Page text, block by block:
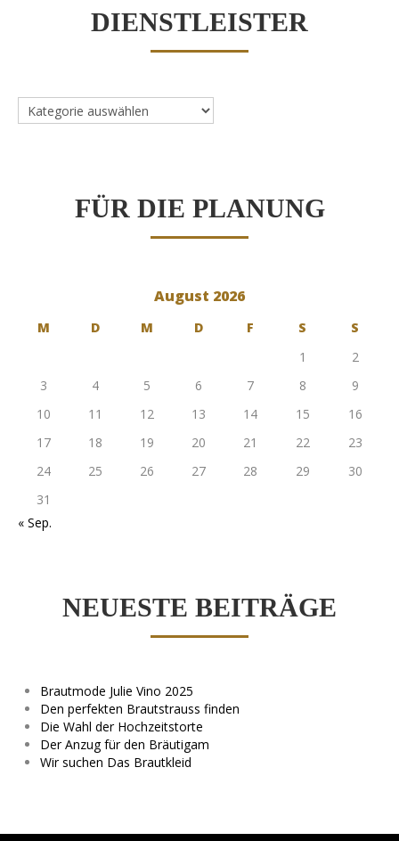
DIENSTLEISTER
Dienstleister
FÜR DIE PLANUNG
August 2026
M D M D F S
S
1
2
3
4 5 6 7 8
9
10
11 12 13 14 15
16
17
18 19 20 21 22
23
24
25 26 27 28 29
30
31
« Sep.
NEUESTE BEITRÄGE
Brautmode Julie Vino 2025
Den perfekten Brautstrauss finden
Die Wahl der Hochzeitstorte
Der Anzug für den Bräutigam
Wir suchen Das Brautkleid